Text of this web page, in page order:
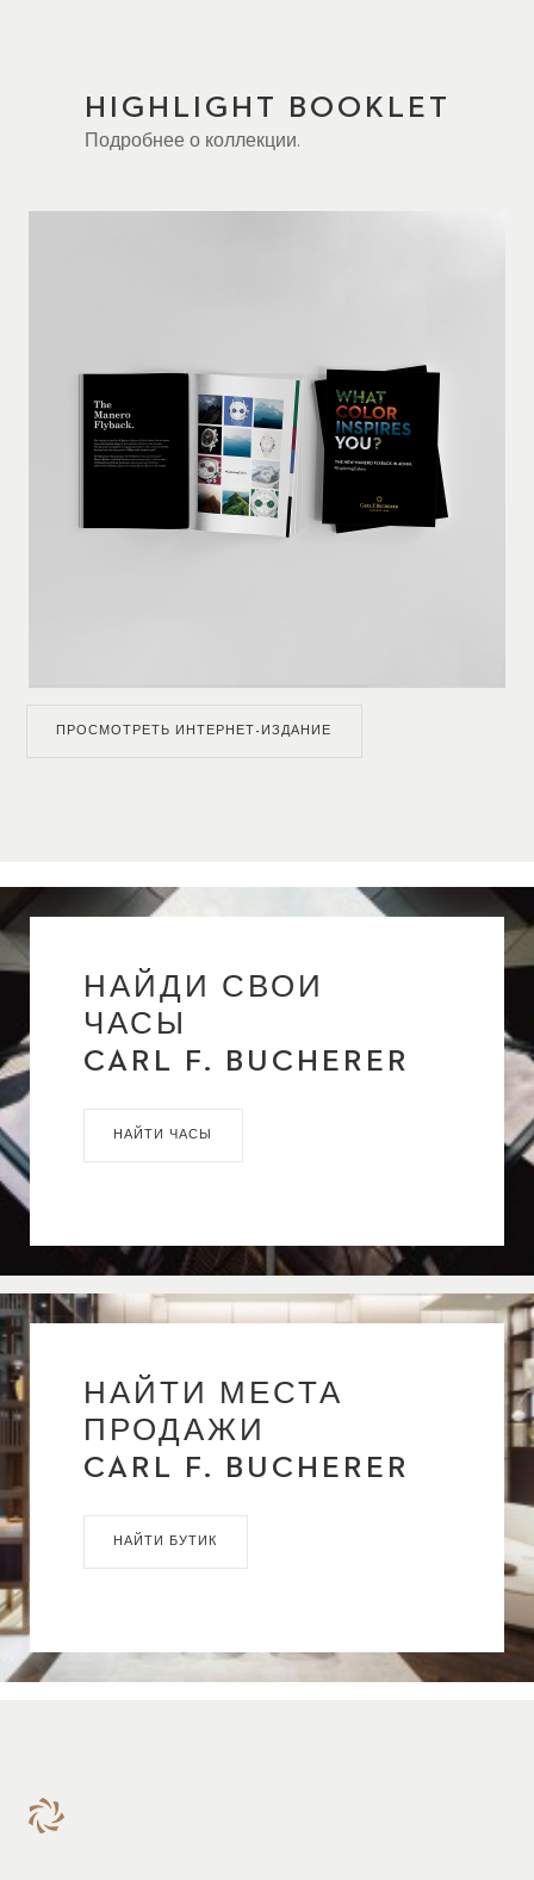
ВОСПРОИЗВЕСТИ ВИДЕО
HIGHLIGHT BOOKLET
Подробнее о коллекции.
ПРОСМОТРЕТЬ ИНТЕРНЕТ-ИЗДАНИЕ
НАЙДИ СВОИ
ЧАСЫ
CARL F. BUCHERER
НАЙТИ ЧАСЫ
НАЙТИ МЕСТА
ПРОДАЖИ
CARL F. BUCHERER
НАЙТИ БУТИК